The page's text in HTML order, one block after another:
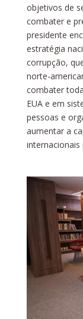
objetivos de
combater e
presidente
estratégia
corrupção,
norte-
combater
EUA e em
pessoas e
aumentar a